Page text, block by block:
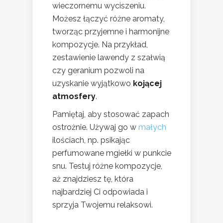
wieczornemu wyciszeniu.
Możesz łączyć różne aromaty,
tworząc przyjemne i harmonijne
kompozycje. Na przykład,
zestawienie lawendy z szałwią
czy geranium pozwoli na
uzyskanie wyjątkowo kojącej
atmosfery.
Pamiętaj, aby stosować zapach
ostrożnie. Używaj go w małych
ilościach, np. psikając
perfumowane mgiełki w punkcie
snu. Testuj różne kompozycje,
aż znajdziesz tę, która
najbardziej Ci odpowiada i
sprzyja Twojemu relaksowi.